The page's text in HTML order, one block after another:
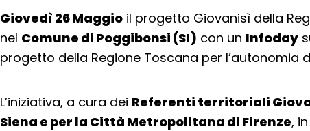
Giovedì 26 Maggioil progetto Giovanisì della
nel Comune di Poggibonsi (SI) con un Infoday
progetto della Regione Toscana per l’autonomia
L’iniziativa, a cura dei Referenti territoriali
Siena e per la Città Metropolitana di Firenze,